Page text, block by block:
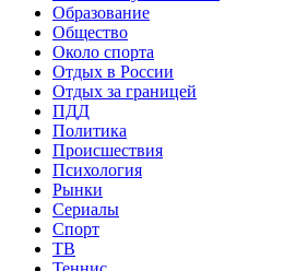
Образование
Общество
Около спорта
Отдых в России
Отдых за границей
ПДД
Политика
Происшествия
Психология
Рынки
Сериалы
Спорт
ТВ